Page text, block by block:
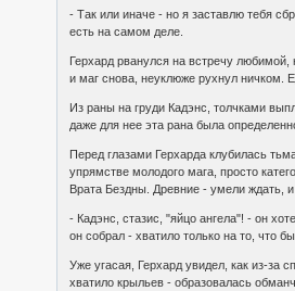
- Так или иначе - но я заставлю тебя
есть на самом деле.
Герхард рванулся на встречу
и маг снова, неуклюже рухнул ничком.
Из раны на груди Кадэнс, толчками
даже для нее эта рана была
Перед глазами Герхарда клубилась
упрямстве молодого мага, просто
Врата Бездны. Древние - умели ждать,
- Кадэнс, стазис, "яйцо ангела"! - он
он собрал - хватило только на то, что
Уже угасая, Герхард увидел, как из-за
хватило крыльев - образовалась